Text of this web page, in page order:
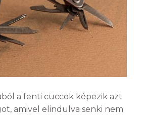
a fenti cuccok képezik azt
amivel elindulva senki nem